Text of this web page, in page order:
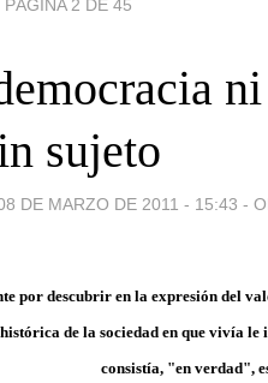
PÁGINA 2 DE 45
sujeto
DE MARZO DE 2011 - 15:43 -
por descubrir en la expresión del
de la sociedad en que vivía
consistía, "en verdad",